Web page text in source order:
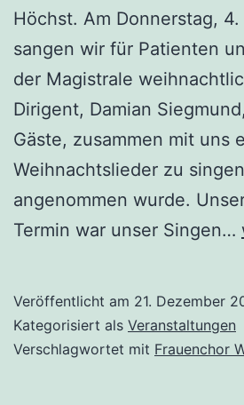
Höchst. Am Donnerstag, 4.
sangen wir für Patienten
der Magistrale
Dirigent, Damian
Gäste, zusammen mit uns
Weihnachtslieder zu
angenommen wurde.
Termin war unser Singen…
Veröffentlicht am 21. Dezember
Kategorisiert als Veranstaltungen
Verschlagwortet mit Frauenchor